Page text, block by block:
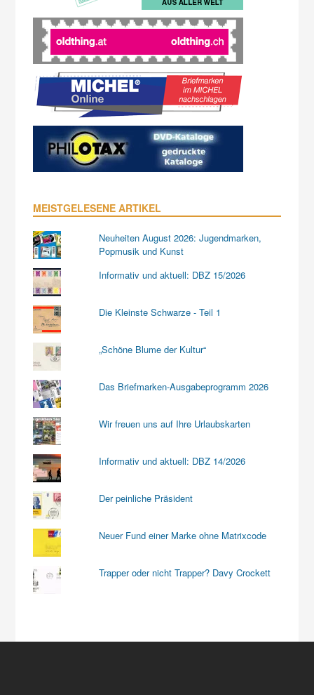
MEISTGELESENE ARTIKEL
Neuheiten August 2026: Jugendmarken,
Popmusik und Kunst
Informativ und aktuell: DBZ 15/2026
Die Kleinste Schwarze - Teil 1
„Schöne Blume der Kultur“
Das Briefmarken-Ausgabeprogramm 2026
Wir freuen uns auf Ihre Urlaubskarten
Informativ und aktuell: DBZ 14/2026
Der peinliche Präsident
Neuer Fund einer Marke ohne Matrixcode
Trapper oder nicht Trapper? Davy Crockett